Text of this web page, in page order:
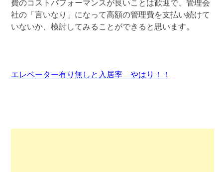
費のコストパフォーマンスが良いことは歓迎で、管理会
社の「言いなり」になって高額の管理費を支払い続けて
いないか、検討してみることができると思います。
エレベーター有り無しと入居率 やはり！！